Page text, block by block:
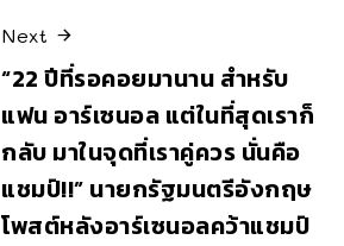
Next
“22 ปีที่รอคอยมานาน สำหรับ
แฟน อาร์เซนอล แต่ในที่สุดเราก็
กลับ มาในจุดที่เราคู่ควร นั่นคือ
แชมป์!!” นายกรัฐมนตรีอังกฤษ
โพสต์หลังอาร์เซนอลคว้าแชมป์